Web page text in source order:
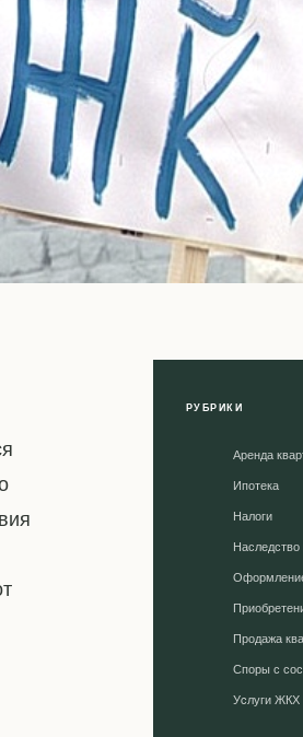
РУБРИКИ
Аренда
Ипотека
Налоги
Продажа
Споры с
Уcлуги ЖКХ